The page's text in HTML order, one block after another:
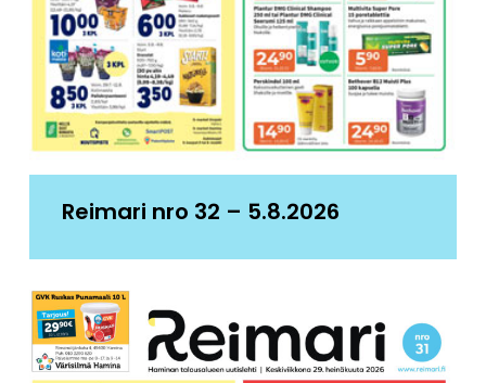
Reimari nro 32 – 5.8.2026